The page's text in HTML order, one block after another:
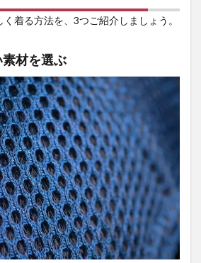
2.3
冷感
み合
わせ
る
3
半袖
のつ
なぎ
も検
討し
てみ
るの
がお
すす
め
着る方法を、3つご紹介しましょう。
材を選ぶ